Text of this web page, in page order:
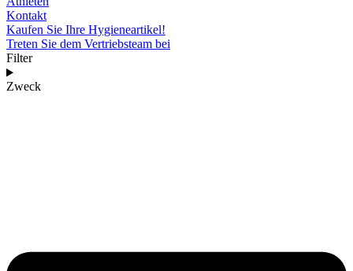
Kontakt
Kaufen Sie Ihre Hygieneartikel!
Treten Sie dem Vertriebsteam bei
Filter
Zweck